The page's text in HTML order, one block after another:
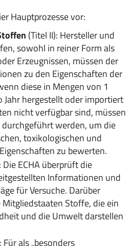
Hauptprozesse vor:
(Titel II): Hersteller und
sowohl in reiner Form als
Erzeugnissen, müssen der
zu den Eigenschaften der
diese in Mengen von 1
Jahr hergestellt oder importiert
nicht verfügbar sind, müssen
durchgeführt werden, um die
toxikologischen und
zu bewerten.
Die ECHA überprüft die
Informationen und
für Versuche. Darüber
Stoffe, die ein
und die Umwelt darstellen
: Für als „besonders